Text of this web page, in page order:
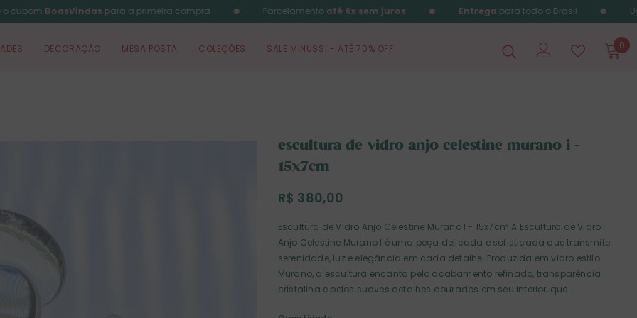
o cupomBoasVindaspara a primeira compra Parcelamentoaté 6x sem juros Entregapara todo o Brasil
DECORAÇÃO MESA POSTA COLEÇÕES SALE MINUSSI - ATÉ 70% OFF 0
escultura de vidro anjo celestine murano i -
15x7cm
R$ 380,00
Escultura de Vidro Anjo Celestine Murano I - 15x7cm A Escultura de Vidro
Anjo Celestine Murano I é uma peça delicada e sofisticada que transmite
serenidade, luz e elegância em cada detalhe. Produzida em vidro estilo
Murano, a escultura encanta pelo acabamento refinado, transparência
cristalina e pelos suaves detalhes dourados em seu interior, que